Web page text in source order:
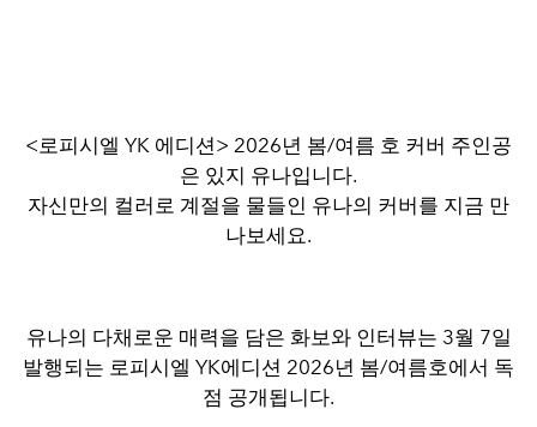
<로피시엘 YK 에디션> 2026년 봄/여름 호 커버 주인공
은 있지 유나입니다.
자신만의 컬러로 계절을 물들인 유나의 커버를 지금 만
나보세요.
유나의 다채로운 매력을 담은 화보와 인터뷰는 3월 7일
발행되는 로피시엘 YK에디션 2026년 봄/여름호에서 독
점 공개됩니다.